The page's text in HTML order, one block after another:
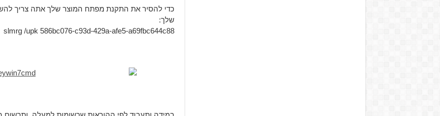
שלך:
slmrg /upk 586bc076-c93d-429a-afe5-a69fbc644c88